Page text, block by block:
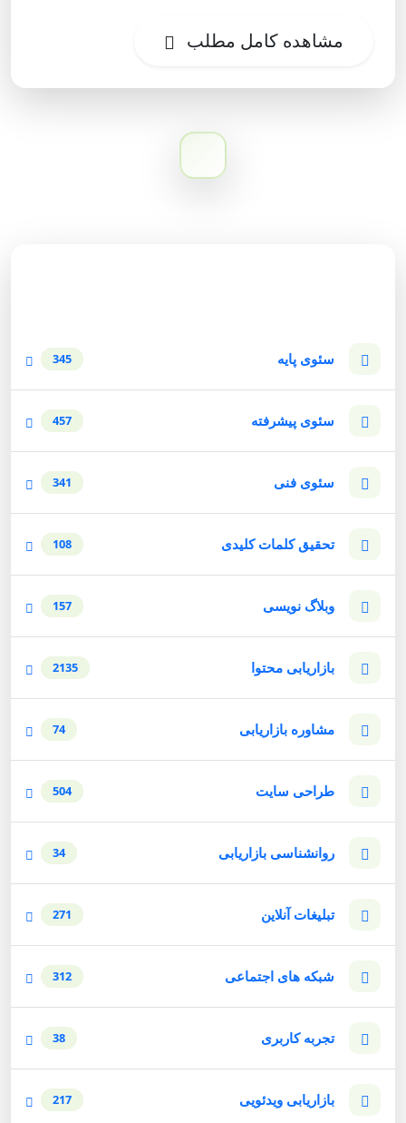
مشاهده کامل مطلب
سئوی پایه 345
سئوی پیشرفته 457
سئوی فنی 341
تحقیق کلمات کلیدی 108
وبلاگ نویسی 157
بازاریابی محتوا 2135
مشاوره بازاریابی 74
طراحی سایت 504
روانشناسی بازاریابی 34
تبلیغات آنلاین 271
شبکه های اجتماعی 312
تجربه کاربری 38
بازاریابی ویدئویی 217